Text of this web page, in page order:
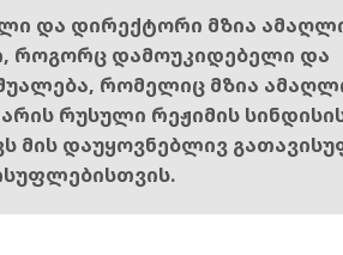
და დირექტორი მზია
როგორც დამოუკიდებელი და
რომელიც მზია
რუსული რეჟიმის
მის დაუყოვნებლივ